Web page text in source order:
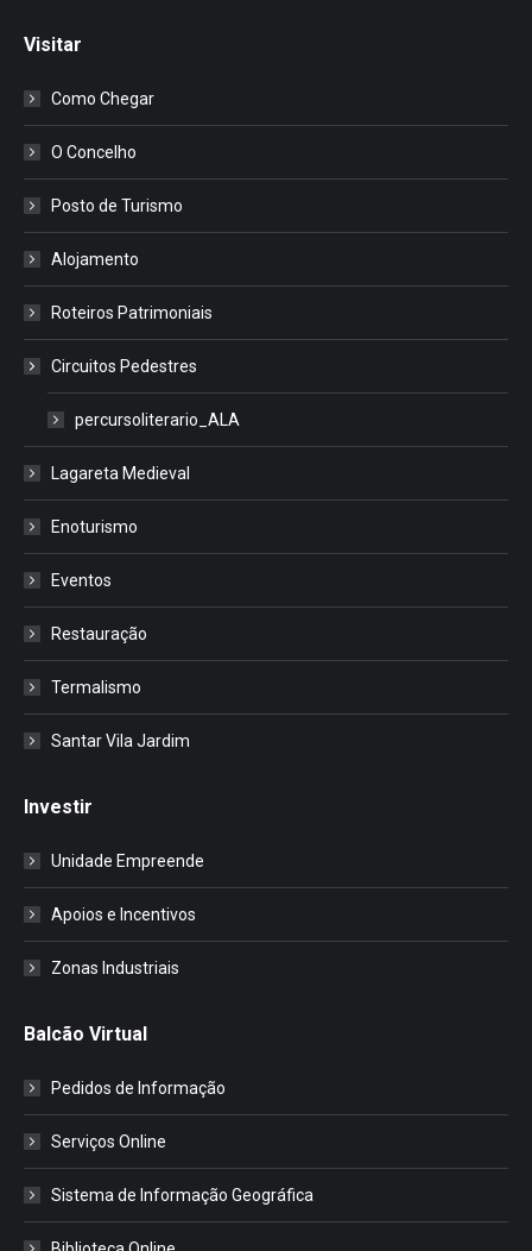
Visitar
Como Chegar
O Concelho
Posto de Turismo
Alojamento
Roteiros Patrimoniais
Circuitos Pedestres
percursoliterario_ALA
Lagareta Medieval
Enoturismo
Eventos
Restauração
Termalismo
Santar Vila Jardim
Investir
Unidade Empreende
Apoios e Incentivos
Zonas Industriais
Balcão Virtual
Pedidos de Informação
Serviços Online
Sistema de Informação Geográfica